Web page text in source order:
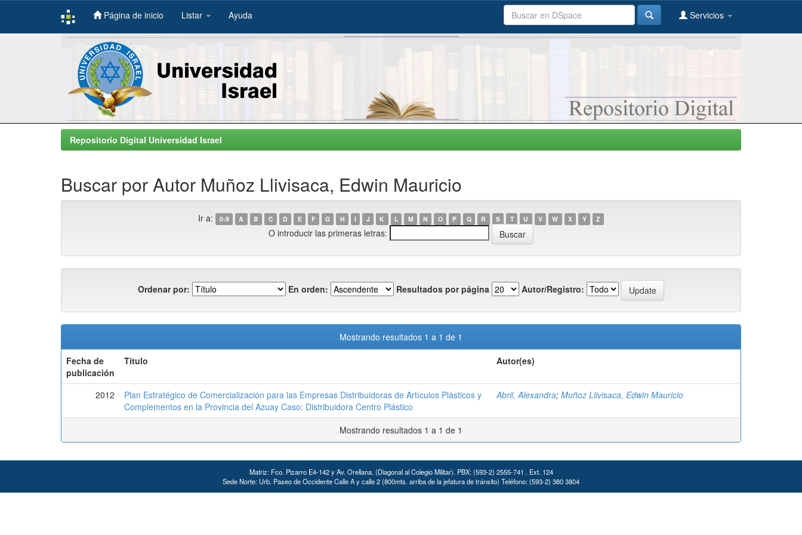
Skip
Página de inicio Listar Ayuda Servicios
Repositorio Digital Universidad Israel
Buscar por Autor Muñoz Llivisaca, Edwin Mauricio
Ir a: 0-9 A B C D E F G H I J K L M N O P Q R S T U V W X Y Z
O introducir las primeras letras:
Ordenar por: En orden: Resultados por página Autor/Registro:
Mostrando resultados 1 a 1 de 1
Fecha de
publicación
Título Autor(es)
2012
Plan Estratégico de Comercialización para las Empresas Distribuidoras de Artículos Plásticos y
Complementos en la Provincia del Azuay Caso: Distribuidora Centro Plástico
Abril, Alexandra; Muñoz Llivisaca, Edwin Mauricio
Mostrando resultados 1 a 1 de 1
Matriz: Fco. Pizarro E4-142 y Av. Orellana. (Diagonal al Colegio Militar). PBX: (593-2) 2555-741 . Ext. 124
Sede Norte: Urb. Paseo de Occidente Calle A y calle 2 (800mts. arriba de la jefatura de tránsito) Teléfono: (593-2) 380 3804